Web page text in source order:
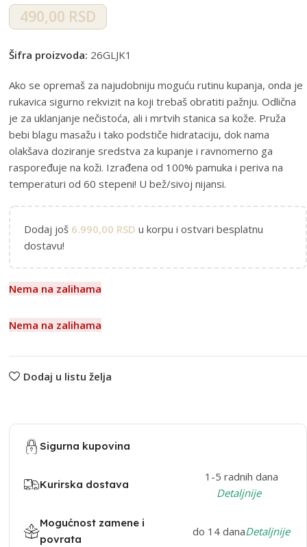
490,00 RSD
Šifra proizvoda: 26GLJK1
Ako se opremaš za najudobniju moguću rutinu kupanja, onda je
rukavica sigurno rekvizit na koji trebaš obratiti pažnju. Odlična
je za uklanjanje nečistoća, ali i mrtvih stanica sa kože. Pruža
bebi blagu masažu i tako podstiče hidrataciju, dok nama
olakšava doziranje sredstva za kupanje i ravnomerno ga
raspoređuje na koži. Izrađena od 100% pamuka i periva na
temperaturi od 60 stepeni! U bež/sivoj nijansi.
Dodaj još 6.990,00 RSD u korpu i ostvari besplatnu
dostavu!
Nema na zalihama
Nema na zalihama
Dodaj u listu želja
Sigurna kupovina
Kurirska dostava
1-5 radnih dana
Detaljnije
Mogućnost zamene i
povrata
do 14 danaDetaljnije